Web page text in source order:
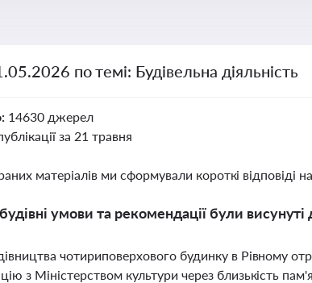
по темі: Будівельна діяльність
14630 джерел
за 21 травня
матеріалів ми сформували короткі відповіді
умови та рекомендації були
чотириповерхового будинку в Рівному
з Міністерством культури через близькість